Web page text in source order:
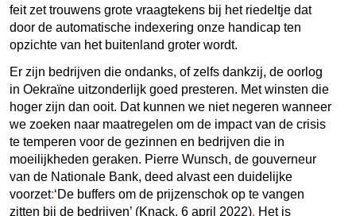
feit zet trouwens grote vraagtekens bij het riedeltje dat
door de automatische indexering onze handicap ten
opzichte van het buitenland groter wordt.
Er zijn bedrijven die ondanks, of zelfs dankzij, de oorlog
in Oekraïne uitzonderlijk goed presteren. Met winsten die
hoger zijn dan ooit. Dat kunnen we niet negeren wanneer
we zoeken naar maatregelen om de impact van de crisis
te temperen voor de gezinnen en bedrijven die in
moeilijkheden geraken. Pierre Wunsch, de gouverneur
van de Nationale Bank, deed alvast een duidelijke
voorzet:‘De buffers om de prijzenschok op te vangen
zitten bij de bedrijven’ (Knack, 6 april 2022). Het is